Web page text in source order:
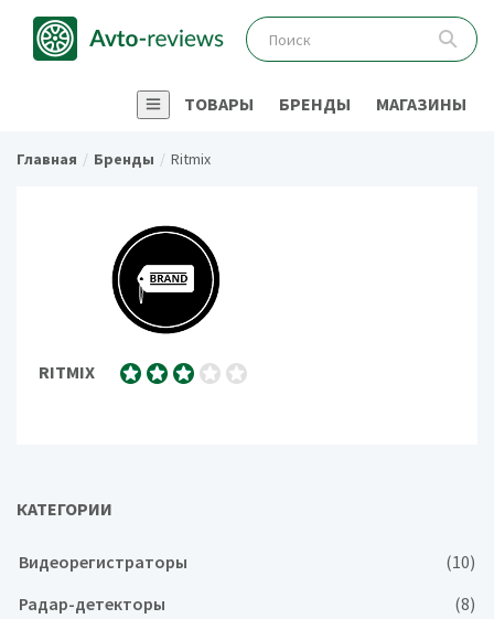
ТОВАРЫ БРЕНДЫ МАГАЗИНЫ
Главная Бренды Ritmix
RITMIX
КАТЕГОРИИ
Видеорегистраторы
(10)
Радар-детекторы
(8)